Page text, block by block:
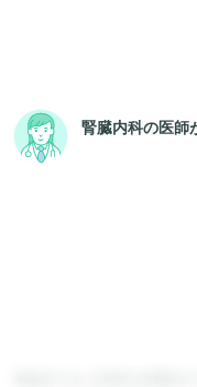
腎臓内科の医師
登録すると回答を閲覧